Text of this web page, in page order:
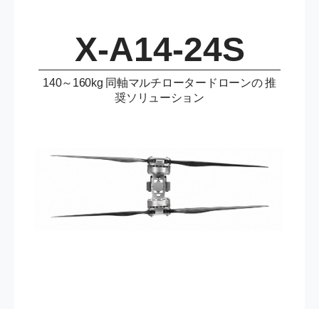
X-A14-24S
140～160kg 同軸マルチロータードローンの 推
奨ソリューション